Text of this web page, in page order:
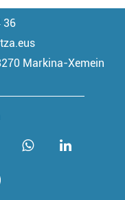
36
Markina-Xemein